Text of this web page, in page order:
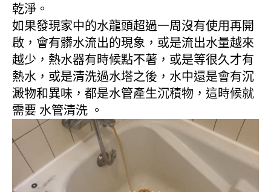
乾淨。
如果發現家中的水龍頭超過一周沒有使用再開
啟，會有髒水流出的現象，或是流出水量越來
越少，熱水器有時候點不著，或是等很久才有
熱水，或是清洗過水塔之後，水中還是會有沉
澱物和異味，都是水管產生沉積物，這時候就
需要 水管清洗 。